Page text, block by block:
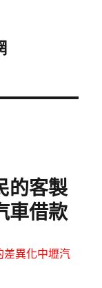
的客製
車借款
差異化中壢汽